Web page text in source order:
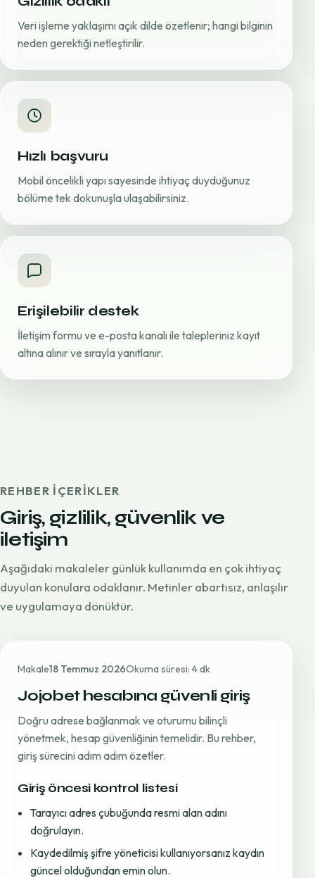
Veri işleme yaklaşımı açık dilde özetlenir; hangi bilginin
neden gerektiği netleştirilir.
Hızlı başvuru
Mobil öncelikli yapı sayesinde ihtiyaç duyduğunuz
bölüme tek dokunuşla ulaşabilirsiniz.
Erişilebilir destek
İletişim formu ve e-posta kanalı ile talepleriniz kayıt
altına alınır ve sırayla yanıtlanır.
REHBER IÇERIKLER
Giriş, gizlilik, güvenlik ve
iletişim
Aşağıdaki makaleler günlük kullanımda en çok ihtiyaç
duyulan konulara odaklanır. Metinler abartısız, anlaşılır
ve uygulamaya dönüktür.
Makale18 Temmuz 2026Okuma süresi: 4 dk
Jojobet hesabına güvenli giriş
Doğru adrese bağlanmak ve oturumu bilinçli
yönetmek, hesap güvenliğinin temelidir. Bu rehber,
giriş sürecini adım adım özetler.
Giriş öncesi kontrol listesi
Tarayıcı adres çubuğunda resmi alan adını
doğrulayın.
Kaydedilmiş şifre yöneticisi kullanıyorsanız kaydın
güncel olduğundan emin olun.